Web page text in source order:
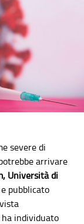
severe di
arrivare
Università di
e pubblicato
individuato